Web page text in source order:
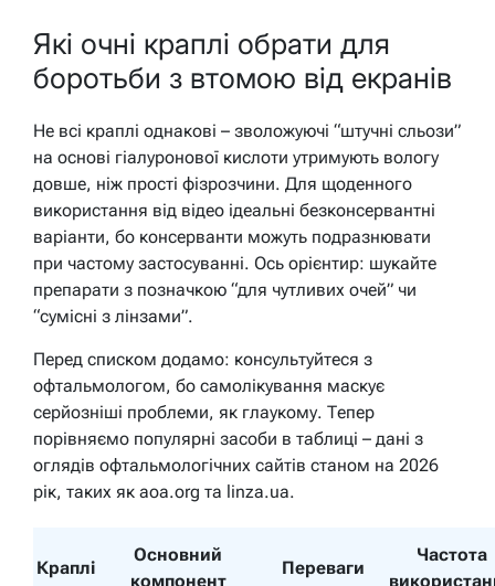
Які очні краплі обрати для
боротьби з втомою від екранів
Не всі краплі однакові – зволожуючі “штучні сльози”
на основі гіалуронової кислоти утримують вологу
довше, ніж прості фізрозчини. Для щоденного
використання від відео ідеальні безконсервантні
варіанти, бо консерванти можуть подразнювати
при частому застосуванні. Ось орієнтир: шукайте
препарати з позначкою “для чутливих очей” чи
“сумісні з лінзами”.
Перед списком додамо: консультуйтеся з
офтальмологом, бо самолікування маскує
серйозніші проблеми, як глаукому. Тепер
порівняємо популярні засоби в таблиці – дані з
оглядів офтальмологічних сайтів станом на 2026
рік, таких як aoa.org та linza.ua.
Краплі
Основний
компонент
Переваги
Частота